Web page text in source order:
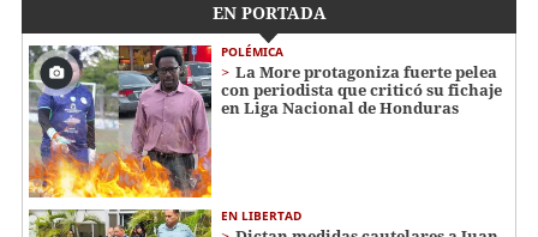
EN PORTADA
POLÉMICA
La More protagoniza fuerte pelea
con periodista que criticó su fichaje
en Liga Nacional de Honduras
EN LIBERTAD